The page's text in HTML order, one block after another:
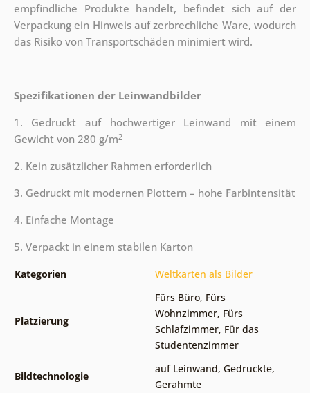
empfindliche Produkte handelt, befindet sich auf der
Verpackung ein Hinweis auf zerbrechliche Ware, wodurch
das Risiko von Transportschäden minimiert wird.
Spezifikationen der Leinwandbilder
1. Gedruckt auf hochwertiger Leinwand mit einem
Gewicht von 280 g/m2
2. Kein zusätzlicher Rahmen erforderlich
3. Gedruckt mit modernen Plottern – hohe Farbintensität
4. Einfache Montage
5. Verpackt in einem stabilen Karton
Kategorien Weltkarten als Bilder
Platzierung
Fürs Büro, Fürs
Wohnzimmer, Fürs
Schlafzimmer, Für das
Studentenzimmer
Bildtechnologie
auf Leinwand, Gedruckte,
Gerahmte